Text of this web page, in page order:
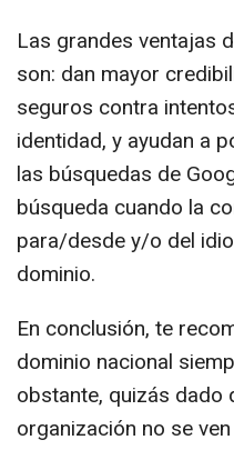
Las grandes ventajas
son: dan mayor
seguros contra
identidad, y ayudan a
las búsquedas de
búsqueda cuando la
para/desde y/o del
dominio.
En conclusión, te
dominio nacional
obstante, quizás dado
organización no se